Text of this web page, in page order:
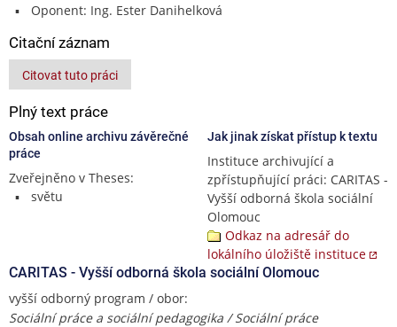
Oponent: Ing. Ester Danihelková
Citační záznam
Citovat tuto práci
Plný text práce
Obsah online archivu závěrečné
práce
Zveřejněno v Theses:
světu
Jak jinak získat přístup k textu
Instituce archivující a
zpřístupňující práci: CARITAS -
Vyšší odborná škola sociální
Olomouc
Odkaz na adresář do
lokálního úložiště instituce
CARITAS - Vyšší odborná škola sociální Olomouc
vyšší odborný program / obor:
Sociální práce a sociální pedagogika / Sociální práce